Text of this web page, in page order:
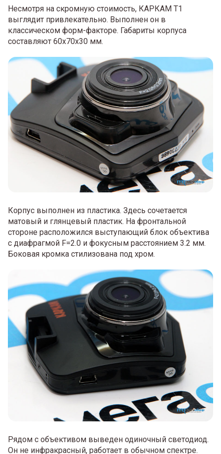
Несмотря на скромную стоимость, КАРКАМ Т1
выглядит привлекательно. Выполнен он в
классическом форм-факторе. Габариты корпуса
составляют 60x70x30 мм.
Корпус выполнен из пластика. Здесь сочетается
матовый и глянцевый пластик. На фронтальной
стороне расположился выступающий блок объектива
с диафрагмой F=2.0 и фокусным расстоянием 3.2 мм.
Боковая кромка стилизована под хром.
Рядом с объективом выведен одиночный светодиод.
Он не инфракрасный, работает в обычном спектре.